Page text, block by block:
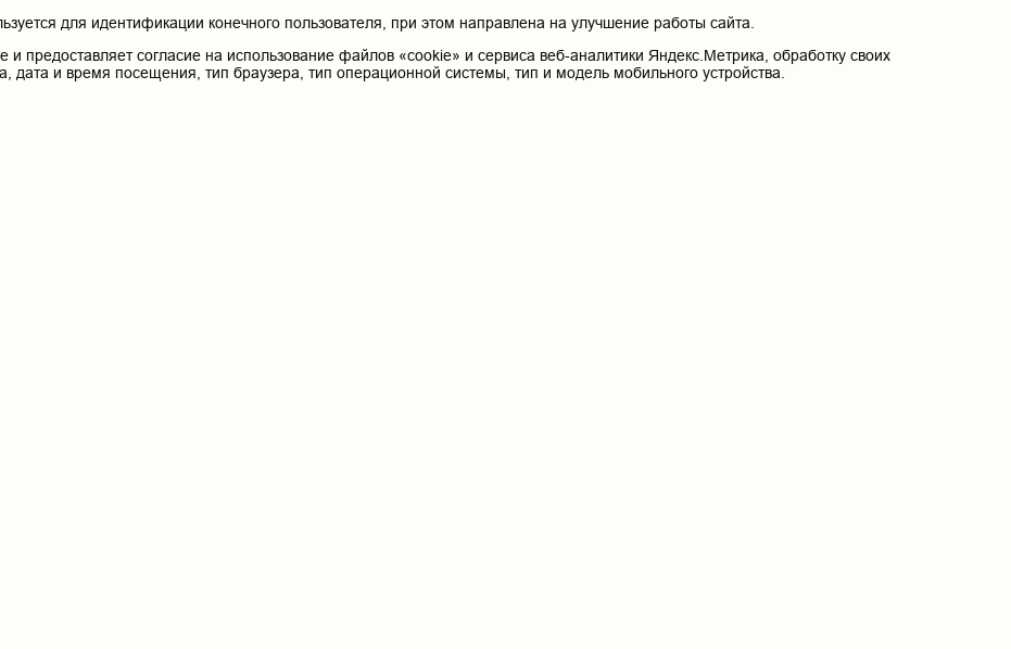
для идентификации конечного пользователя, при этом направлена на улучшение работы сайта.
предоставляет согласие на использование файлов «cookie» и сервиса веб-аналитики Яндекс.Метрика, обработку своих
и время посещения, тип браузера, тип операционной системы, тип и модель мобильного устройства.